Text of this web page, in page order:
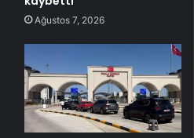
Ağustos 7, 2026